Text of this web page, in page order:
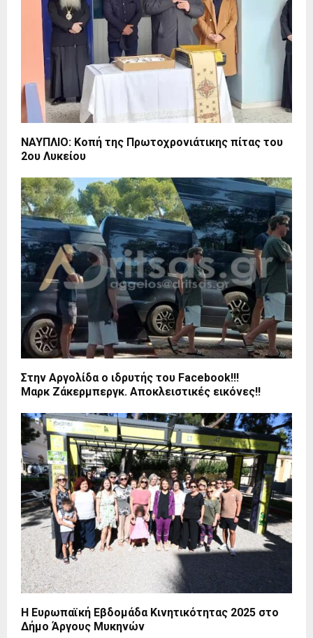
ΝΑΥΠΛΙΟ: Κοπή της Πρωτοχρονιάτικης πίτας του
2ου Λυκείου
Στην Αργολίδα ο ιδρυτής του Facebook!!!
Μαρκ Ζάκερμπεργκ. Αποκλειστικές εικόνες!!
Η Ευρωπαϊκή Εβδομάδα Κινητικότητας 2025 στο
Δήμο Άργους Μυκηνών